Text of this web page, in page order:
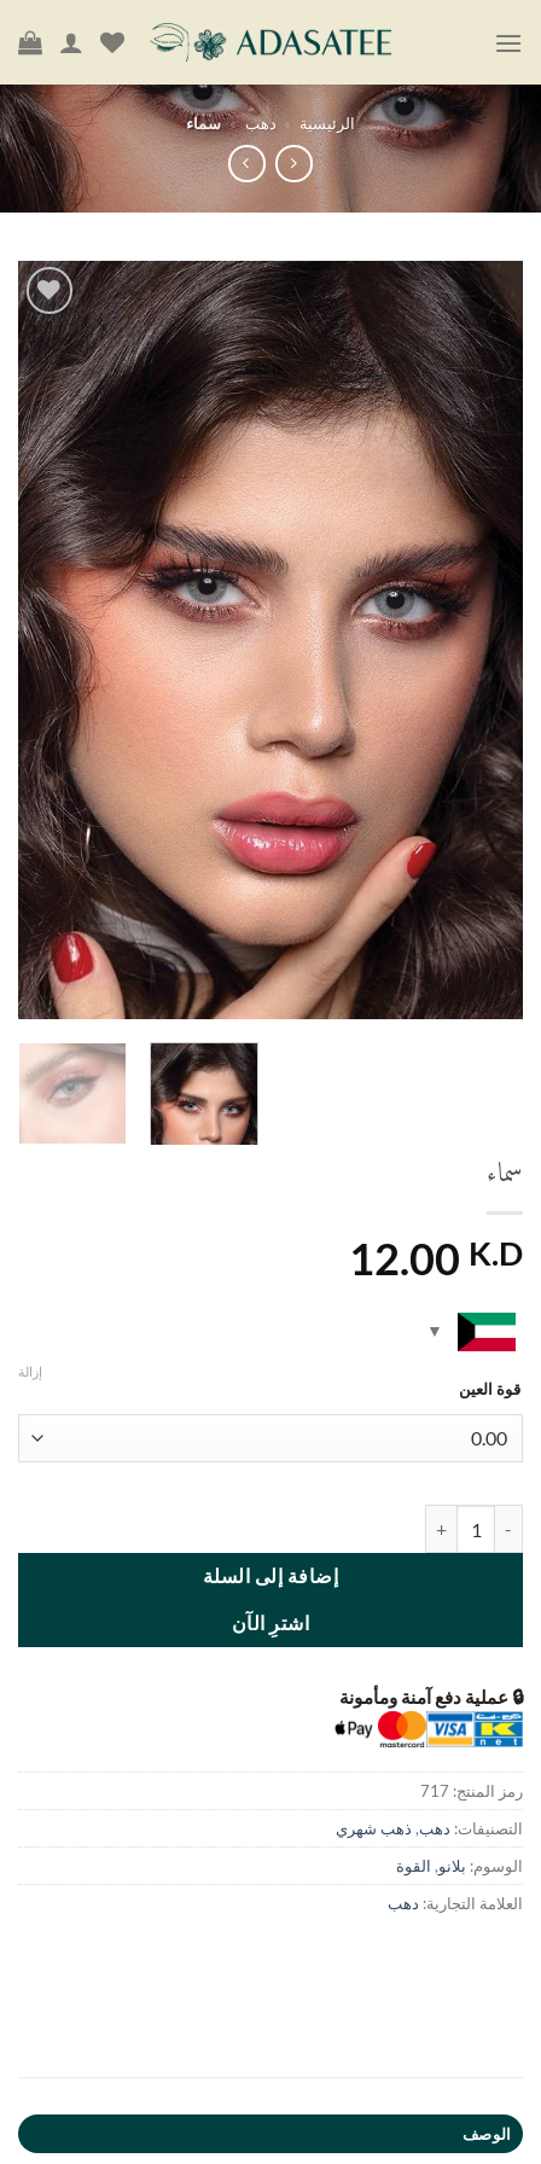
للمحتوى
الرئيسية » دهب » سماء
أضف
إلى
قائمة
الرغبات
سماء
K.D
قوة العين
إزالة
إضافة إلى السلة
اشترِ الآن
🔒 عملية دفع آمنة ومأمونة
رمز المنتج: 717
التصنيفات: دهب, ذهب شهري
الوسوم: بلانو, القوة
العلامة التجارية: دهب
الوصف